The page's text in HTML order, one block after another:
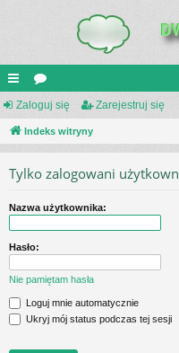
UI
C
_L
IN
S
or
a
Zaloguj się Zarejestruj się
Indeks witryny
Tylko zalogowani
Nazwa użytkownika:
Hasło:
Nie pamiętam hasła
Loguj mnie automatycznie
Ukryj mój status podczas tej sesji